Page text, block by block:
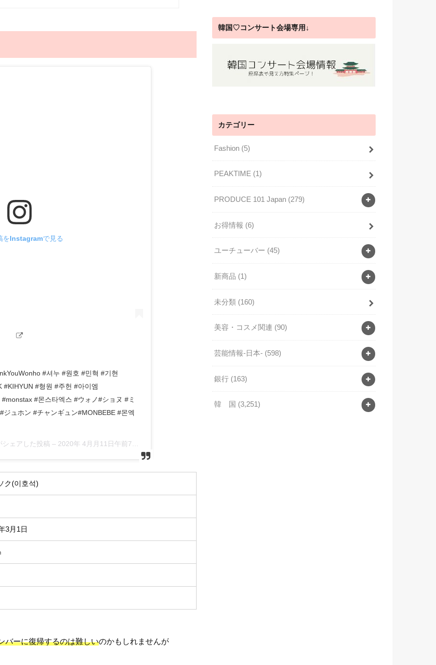
をInstagramで見る
#셔누 #원호 #민혁 #기현
#KIHYUN #형원 #주헌 #아이엠
#몬스타엑스 #ウォノ#ショヌ #ミ
ュホン #チャンギュン#MONBEBE #몬엑
ェアした投稿 – 2020年 4月月11日午前7時30分PDT
ク(이호석)
3月1日
バーに復帰するのは難しいのかもしれませんが
韓国♡コンサート会場専用↓
カテゴリー
Fashion (5)
PEAKTIME (1)
PRODUCE 101 Japan (279)
お得情報 (6)
ユーチューバー (45)
新商品 (1)
未分類 (160)
美容・コスメ関連 (90)
芸能情報-日本- (598)
銀行 (163)
韓 国 (3,251)